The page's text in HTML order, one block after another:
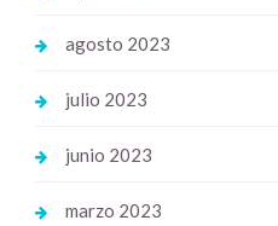
agosto 2023
julio 2023
junio 2023
marzo 2023